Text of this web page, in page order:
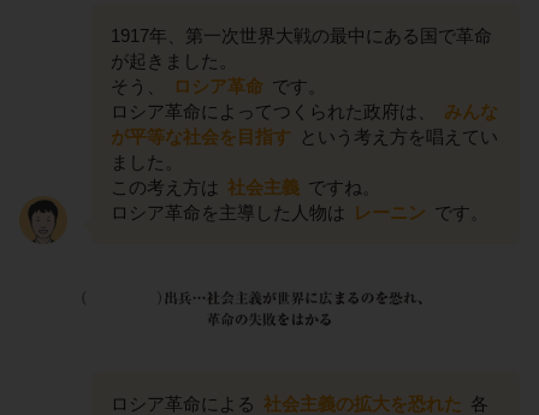
1917年、第一次世界大戦の最中にある国で革命
が起きました。
そう、
ロシア革命 です。
ロシア革命によってつくられた政府は、
みんな
が平等な社会を目指す という考え方を唱えてい
ました。
この考え方は 社会主義 ですね。
ロシア革命を主導した人物は
レーニン です。
ロシア革命による 社会主義の拡大を恐れた 各